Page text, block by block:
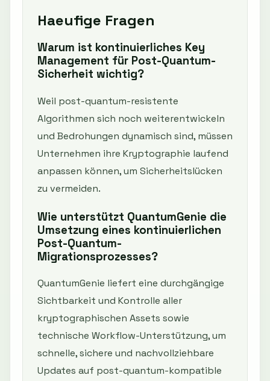
Haeufige Fragen
Warum ist kontinuierliches Key
Management für Post-Quantum-
Sicherheit wichtig?
Weil post-quantum-resistente
Algorithmen sich noch weiterentwickeln
und Bedrohungen dynamisch sind, müssen
Unternehmen ihre Kryptographie laufend
anpassen können, um Sicherheitslücken
zu vermeiden.
Wie unterstützt QuantumGenie die
Umsetzung eines kontinuierlichen
Post-Quantum-
Migrationsprozesses?
QuantumGenie liefert eine durchgängige
Sichtbarkeit und Kontrolle aller
kryptographischen Assets sowie
technische Workflow-Unterstützung, um
schnelle, sichere und nachvollziehbare
Updates auf post-quantum-kompatible